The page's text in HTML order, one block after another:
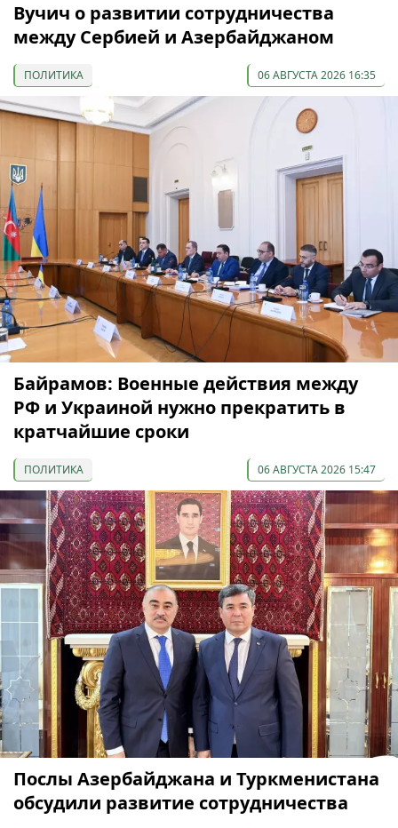
Вучич о развитии сотрудничества
между Сербией и Азербайджаном
ПОЛИТИКА 06 АВГУСТА 2026 16:35
Байрамов: Военные действия между
РФ и Украиной нужно прекратить в
кратчайшие сроки
ПОЛИТИКА 06 АВГУСТА 2026 15:47
Послы Азербайджана и Туркменистана
обсудили развитие сотрудничества